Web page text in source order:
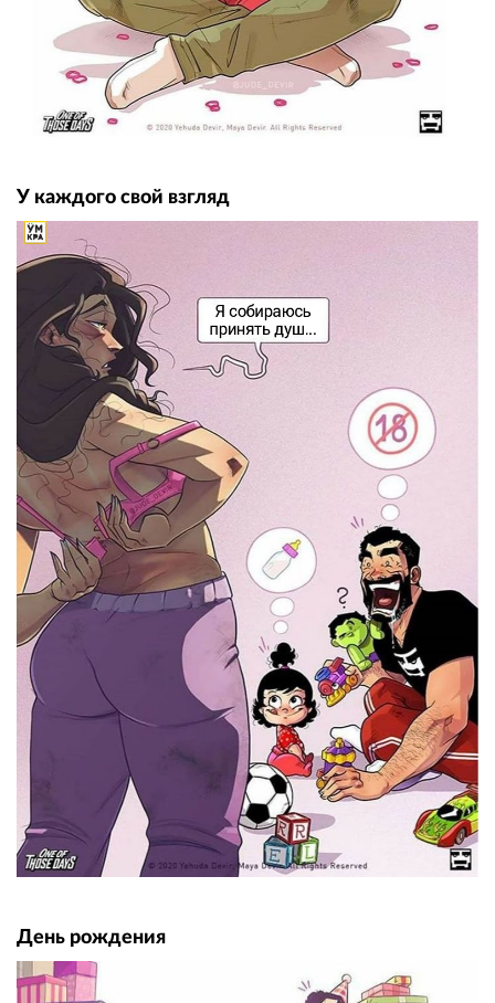
У каждого свой взгляд
День рождения